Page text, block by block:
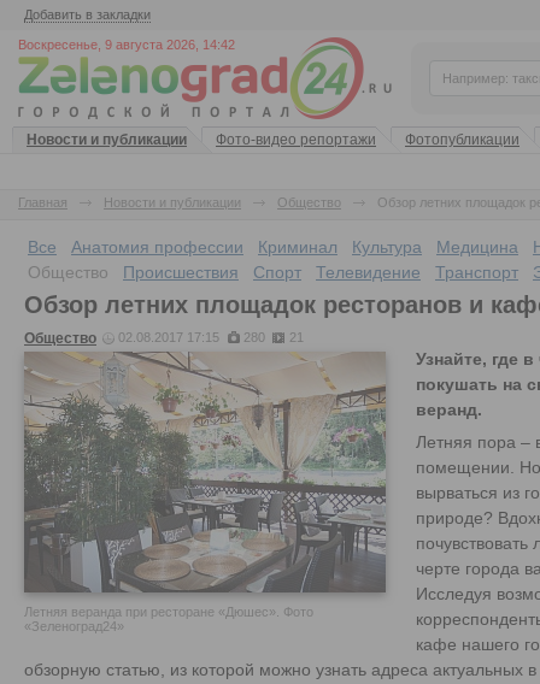
Добавить в закладки
Воскресенье, 9 августа 2026, 14:42
Новости и публикации Фото-видео репортажи Фотопубликации
Главная Новости и публикации Общество Обзор летних площадок
Все Анатомия профессии Криминал Культура Медицина
Общество
Происшествия Спорт Телевидение Транспорт
Обзор летних площадок ресторанов и
Общество 02.08.2017 17:15 280 21
Летняя веранда при ресторане «Дюшес». Фото
«Зеленоград24»
Узнайте, где
покушать на
веранд.
Летняя пора –
помещении. Но
вырваться из
природе?
почувствовать
черте города
Исследуя
кафе нашего
обзорную статью, из которой можно узнать адреса актуальных